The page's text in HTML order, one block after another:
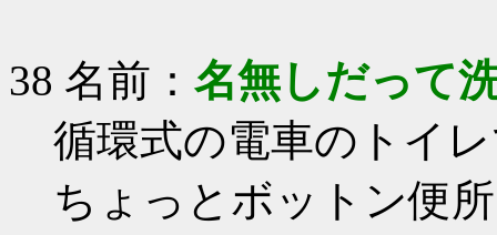
38 名前： 名無しだって
循環式の電車のトイ
ちょっとボットン便